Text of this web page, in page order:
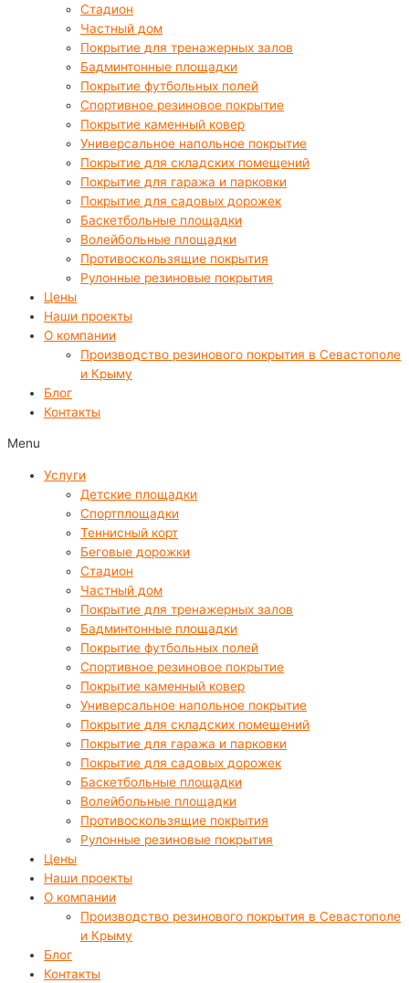
Стадион
Частный дом
Покрытие для тренажерных залов
Бадминтонные площадки
Покрытие футбольных полей
Спортивное резиновое покрытие
Покрытие каменный ковер
Универсальное напольное покрытие
Покрытие для складских помещений
Покрытие для гаража и парковки
Покрытие для садовых дорожек
Баскетбольные площадки
Волейбольные площадки
Противоскользящие покрытия
Рулонные резиновые покрытия
Цены
Наши проекты
О компании
Производство резинового покрытия в Севастополе
и Крыму
Блог
Контакты
Menu
Услуги
Детские площадки
Спортплощадки
Теннисный корт
Беговые дорожки
Стадион
Частный дом
Покрытие для тренажерных залов
Бадминтонные площадки
Покрытие футбольных полей
Спортивное резиновое покрытие
Покрытие каменный ковер
Универсальное напольное покрытие
Покрытие для складских помещений
Покрытие для гаража и парковки
Покрытие для садовых дорожек
Баскетбольные площадки
Волейбольные площадки
Противоскользящие покрытия
Рулонные резиновые покрытия
Цены
Наши проекты
О компании
Производство резинового покрытия в Севастополе
и Крыму
Блог
Контакты